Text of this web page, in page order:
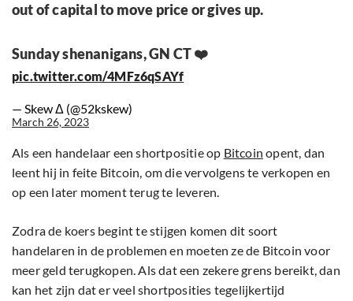
out of capital to move price or gives up.
Sunday shenanigans, GN CT ❤️
pic.twitter.com/4MFz6qSAYf
— Skew Δ (@52kskew)
March 26, 2023
Als een handelaar een shortpositie op Bitcoin opent, dan
leent hij in feite Bitcoin, om die vervolgens te verkopen en
op een later moment terug te leveren.
Zodra de koers begint te stijgen komen dit soort
handelaren in de problemen en moeten ze de Bitcoin voor
meer geld terugkopen. Als dat een zekere grens bereikt, dan
kan het zijn dat er veel shortposities tegelijkertijd